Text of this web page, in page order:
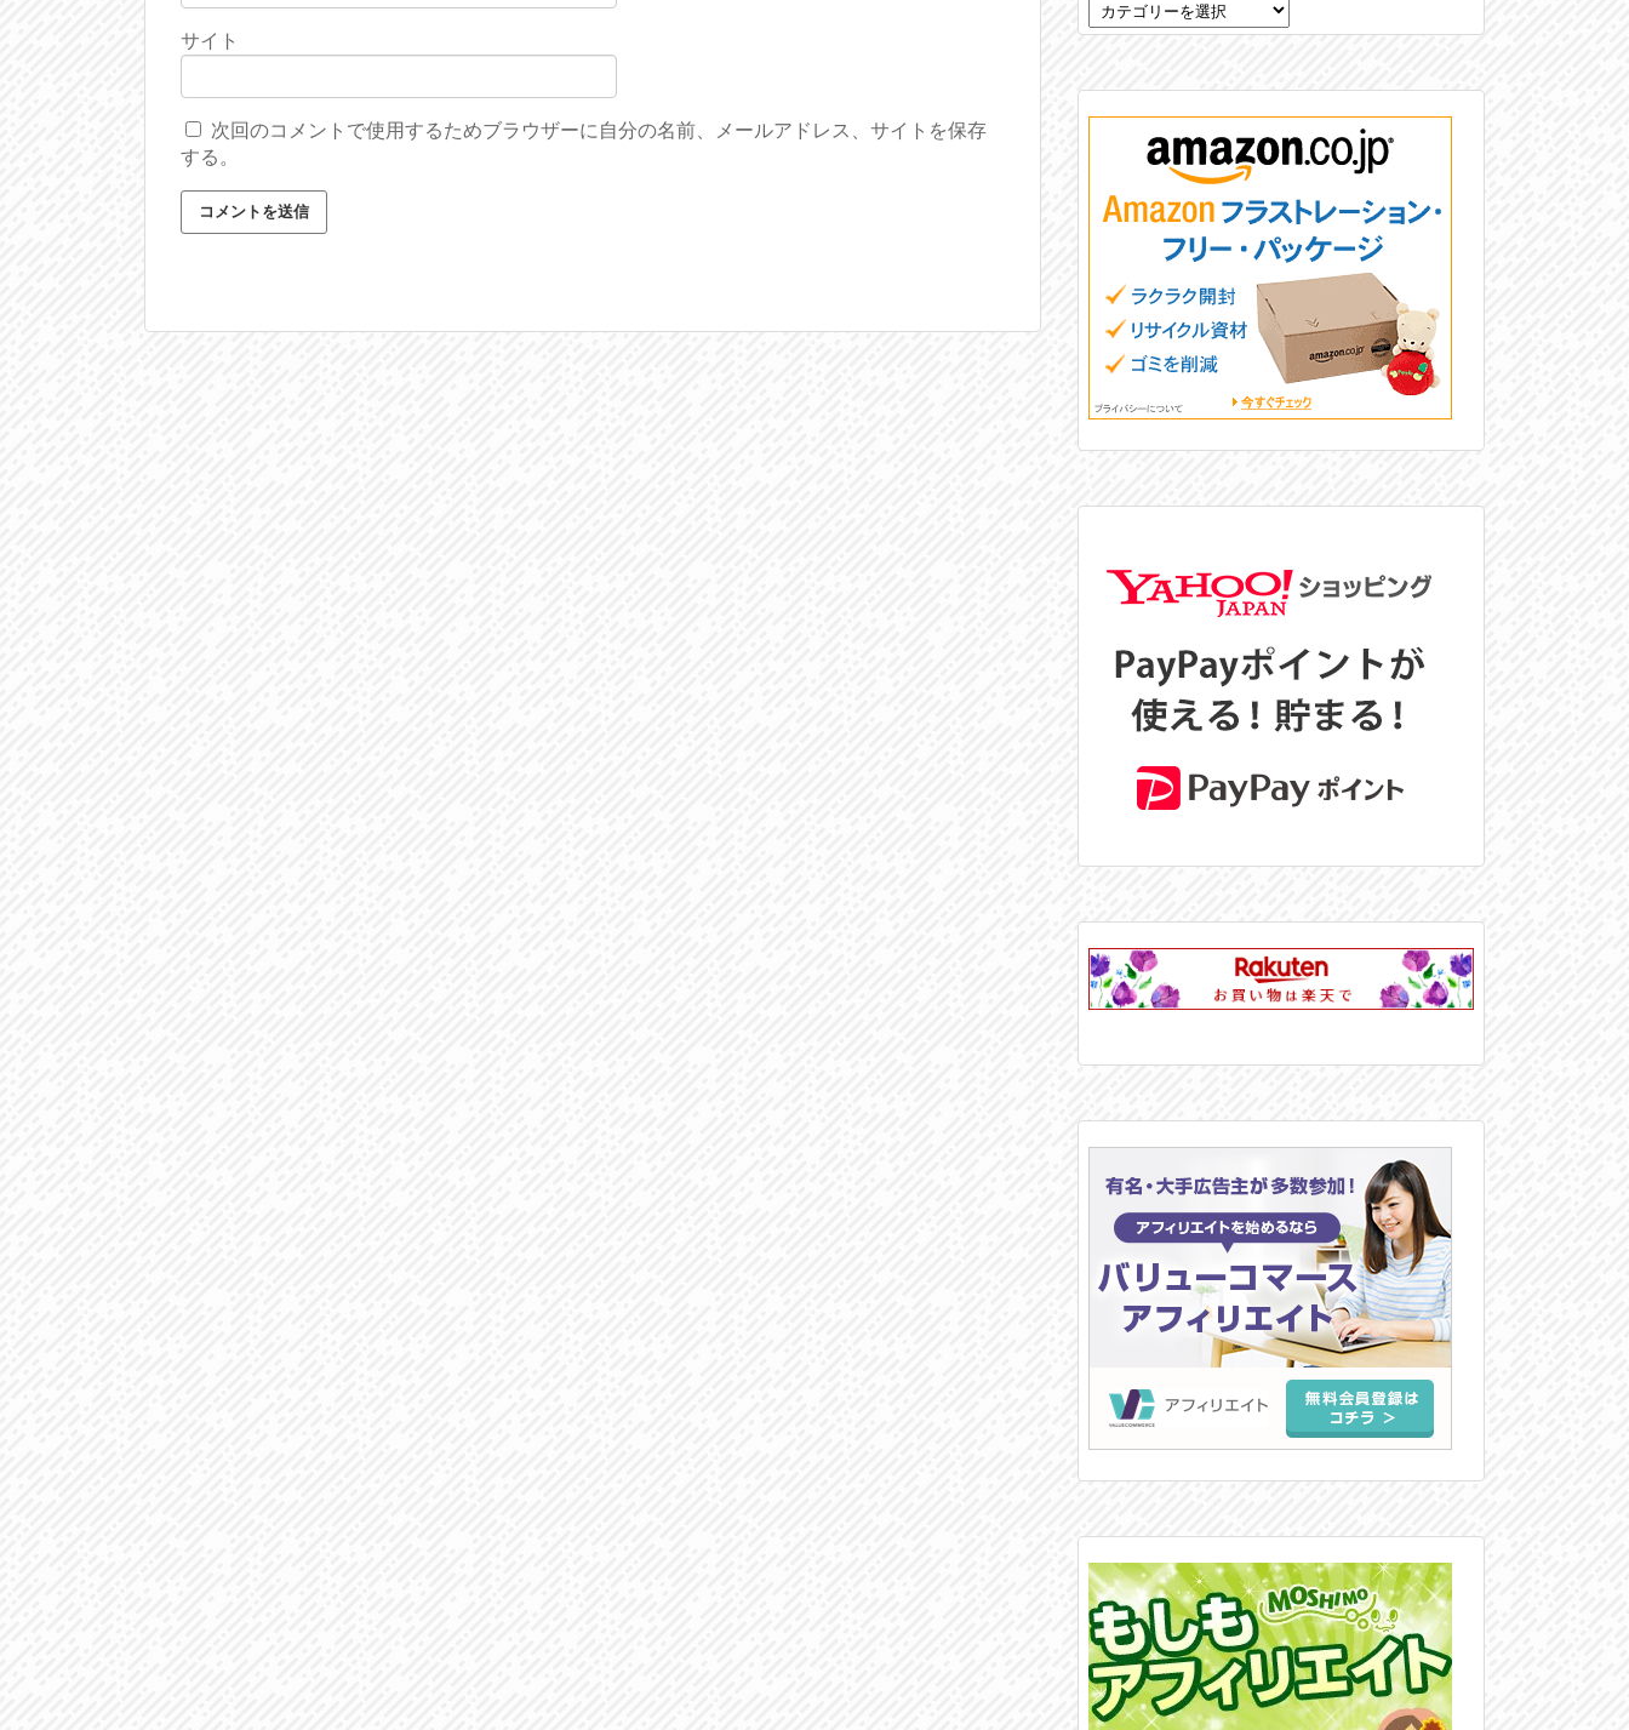
サイト
次回のコメントで使用するためブラウザーに自分の名前、メールアドレス、サイトを保存
する。